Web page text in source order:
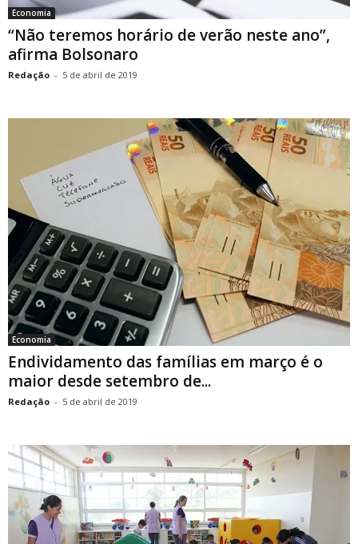
Economia
“Não teremos horário de verão neste ano”,
afirma Bolsonaro
Redação - 5 de abril de 2019
Economia
Endividamento das famílias em março é o
maior desde setembro de...
Redação - 5 de abril de 2019